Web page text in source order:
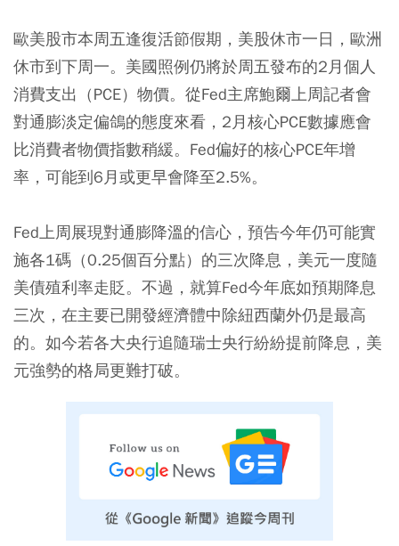
歐美股市本周五逢復活節假期，美股休市一日，歐洲
休市到下周一。美國照例仍將於周五發布的2月個人
消費支出（PCE）物價。從Fed主席鮑爾上周記者會
對通膨淡定偏鴿的態度來看，2月核心PCE數據應會
比消費者物價指數稍緩。Fed偏好的核心PCE年增
率，可能到6月或更早會降至2.5%。
Fed上周展現對通膨降溫的信心，預告今年仍可能實
施各1碼（0.25個百分點）的三次降息，美元一度隨
美債殖利率走貶。不過，就算Fed今年底如預期降息
三次，在主要已開發經濟體中除紐西蘭外仍是最高
的。如今若各大央行追隨瑞士央行紛紛提前降息，美
元強勢的格局更難打破。